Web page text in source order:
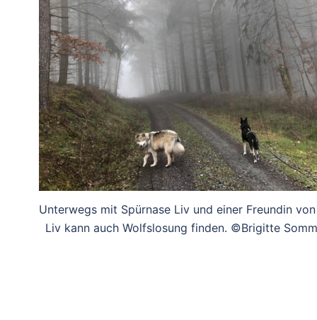
Unterwegs mit Spürnase Liv und einer Freundin
Liv kann auch Wolfslosung finden. ©Brigitte